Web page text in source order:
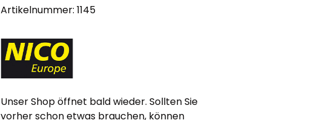
Bekleidung
Attrappen
Sonstiges
Geschenkgutscheine
Artikelnummer: 1145
Unser Shop öffnet bald wieder. Sollten Sie
vorher schon etwas brauchen, können